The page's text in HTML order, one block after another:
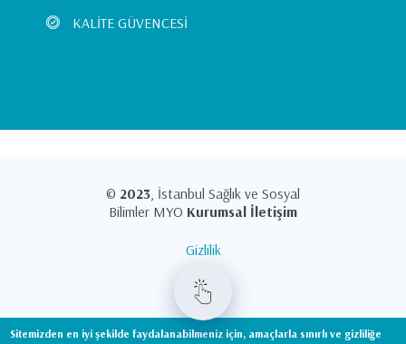
KALİTE GÜVENCESİ
© 2023, İstanbul Sağlık ve Sosyal
Bilimler MYO Kurumsal İletişim
Gizlilik
KVKK
Sitemizden en iyi şekilde faydalanabilmeniz için, amaçlarla sınırlı ve gizliliğe